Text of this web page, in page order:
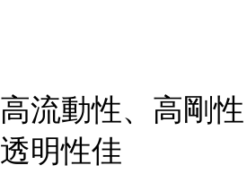
高流動性、高剛
透明性佳